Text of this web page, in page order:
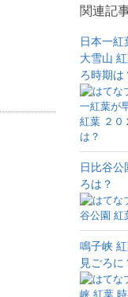
関連記
日本一紅
大雪山
ろ時期は
日比谷
ろは？
鳴子峡
見ごろに